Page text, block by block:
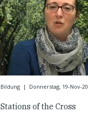
Bildung | Donnerstag, 19-Nov-20
Stations of the Cross